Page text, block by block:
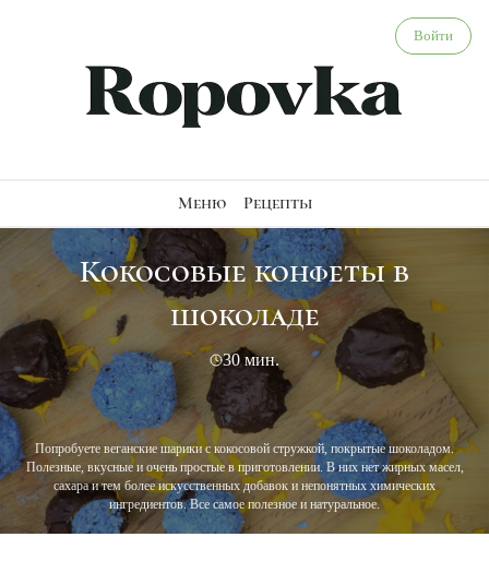
Кокосовые конфеты в шоколаде - веганский рецепт
Войти
Меню Рецепты
Кокосовые конфеты в
шоколаде
30 мин.
Попробуете веганские шарики с кокосовой стружкой, покрытые шоколадом.
Полезные, вкусные и очень простые в приготовлении. В них нет жирных масел,
сахара и тем более искусственных добавок и непонятных химических
ингредиентов. Все самое полезное и натуральное.